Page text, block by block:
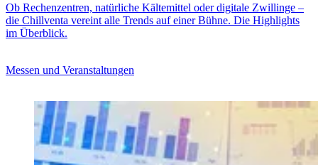
Ob Rechenzentren, natürliche Kältemittel oder digitale Zwillinge –
die Chillventa vereint alle Trends auf einer Bühne. Die Highlights
im Überblick.
Messen und Veranstaltungen